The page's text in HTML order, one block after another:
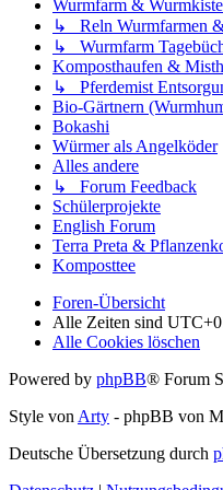
Wurmfarm &
↳ Reln Wurmfarmen
↳ Wurmfarm
Komposthaufen &
↳ Pferdemist
Bio-Gärtnern
Bokashi
Würmer als Angelköder
Alles andere
↳ Forum Feedback
Schülerprojekte
English Forum
Terra Preta &
Komposttee
Foren-Übersicht
Alle Zeiten sind
Alle Cookies löschen
Powered by phpBB® Forum
Style vonArty - phpBB von
Deutsche Übersetzung durch